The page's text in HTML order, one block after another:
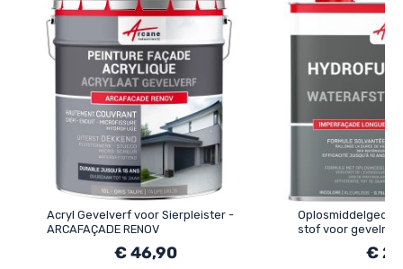
Acryl Gevelverf voor Sierpleister -
ARCAFAÇADE RENOV
€ 46,90
stof voor
€